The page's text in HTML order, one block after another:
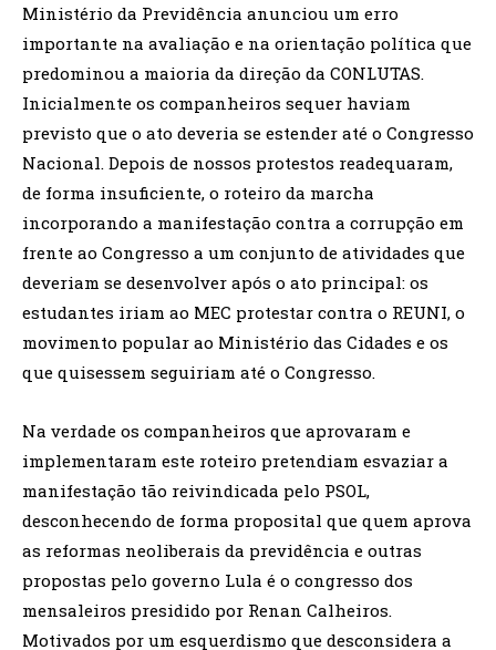
Ministério da Previdência anunciou um erro
importante na avaliação e na orientação política que
predominou a maioria da direção da CONLUTAS.
Inicialmente os companheiros sequer haviam
previsto que o ato deveria se estender até o Congresso
Nacional. Depois de nossos protestos readequaram,
de forma insuficiente, o roteiro da marcha
incorporando a manifestação contra a corrupção em
frente ao Congresso a um conjunto de atividades que
deveriam se desenvolver após o ato principal: os
estudantes iriam ao MEC protestar contra o REUNI, o
movimento popular ao Ministério das Cidades e os
que quisessem seguiriam até o Congresso.
Na verdade os companheiros que aprovaram e
implementaram este roteiro pretendiam esvaziar a
manifestação tão reivindicada pelo PSOL,
desconhecendo de forma proposital que quem aprova
as reformas neoliberais da previdência e outras
propostas pelo governo Lula é o congresso dos
mensaleiros presidido por Renan Calheiros.
Motivados por um esquerdismo que desconsidera a